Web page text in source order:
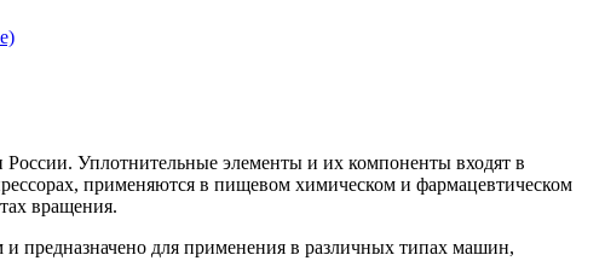
Уплотнительные элементы и их компоненты входят в
применяются в пищевом химическом и фармацевтическом
вращения.
предназначено для применения в различных типах машин,